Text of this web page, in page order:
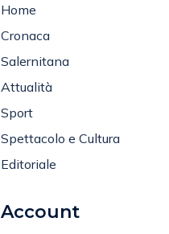
Home
Cronaca
Salernitana
Attualità
Sport
Spettacolo e Cultura
Editoriale
Account